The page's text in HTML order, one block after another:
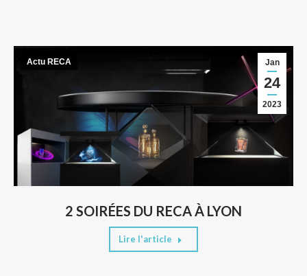
2 SOIRÉES DU RECA À LYON
Jan
24
2023
Actu RECA
Lire l'article